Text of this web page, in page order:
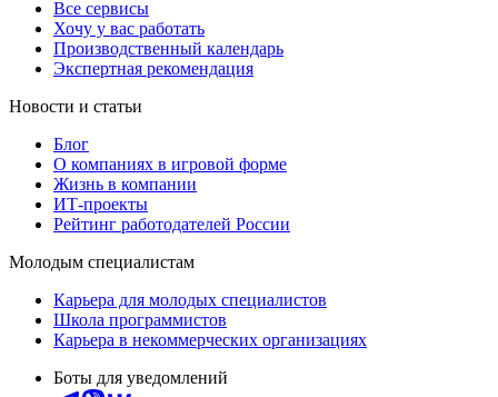
Все сервисы
Хочу у вас работать
Производственный календарь
Экспертная рекомендация
Новости и статьи
Блог
О компаниях в игровой форме
Жизнь в компании
ИТ-проекты
Рейтинг работодателей России
Молодым специалистам
Карьера для молодых специалистов
Школа программистов
Карьера в некоммерческих организациях
Боты для уведомлений